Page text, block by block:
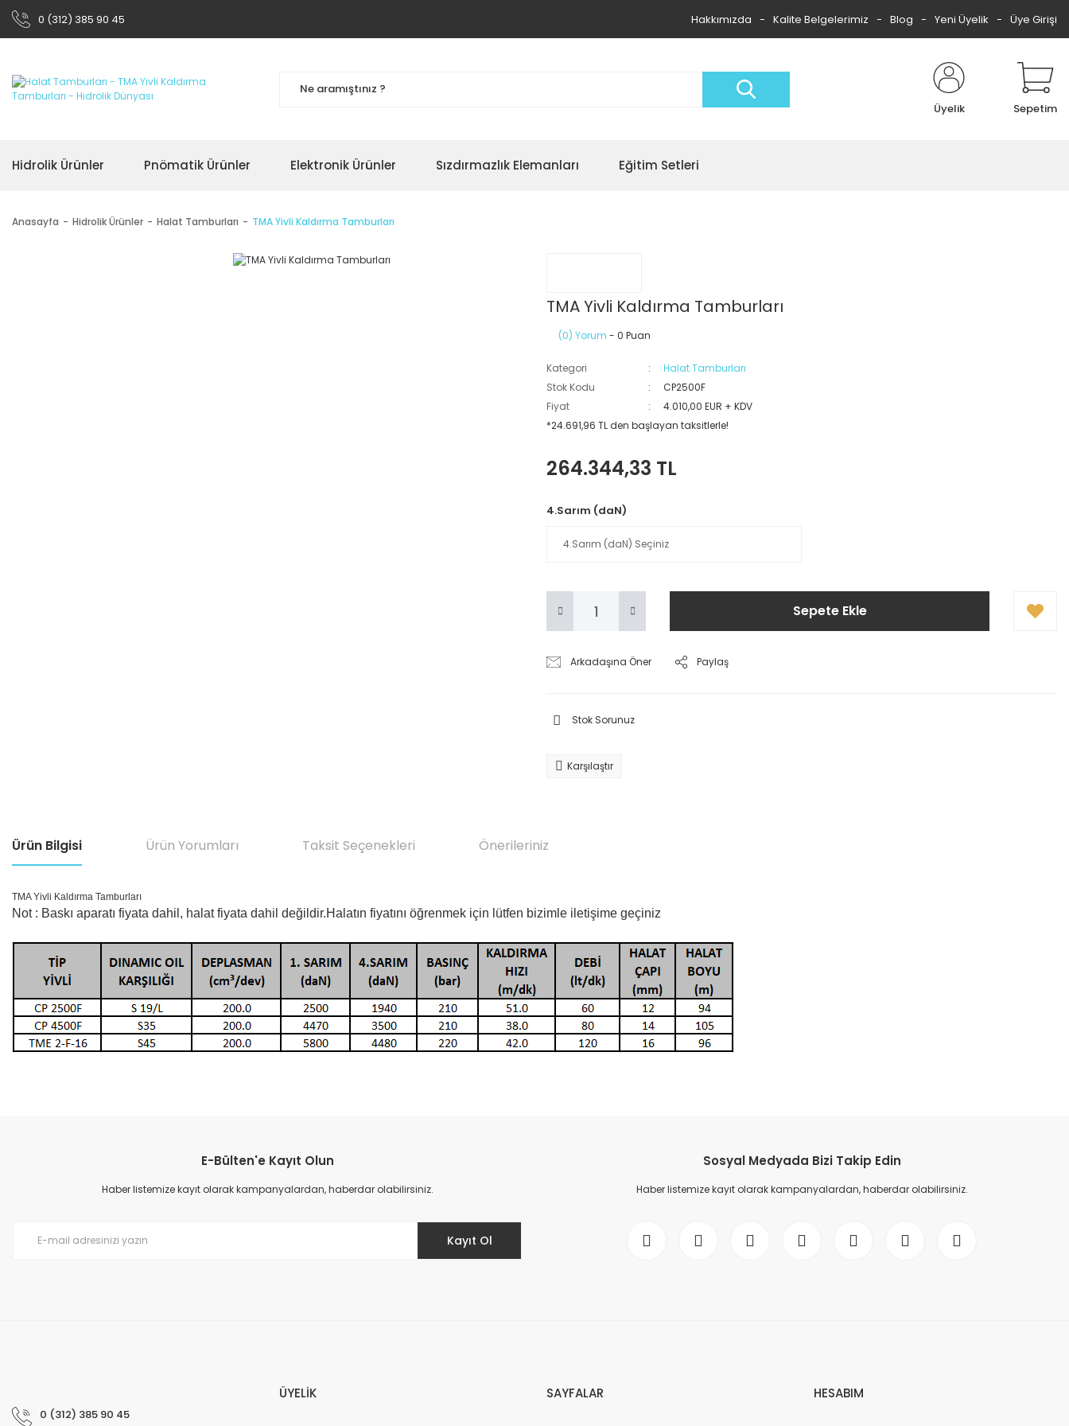
0 (312) 385 90 45 Hakkımızda Kalite Belgelerimiz Blog Yeni Üyelik Üye Girişi
Üyelik Sepetim
Hidrolik Ürünler Pnömatik Ürünler Elektronik Ürünler Sızdırmazlık Elemanları Eğitim Setleri
Anasayfa Hidrolik Ürünler Halat Tamburları TMA Yivli Kaldırma Tamburları
TMA Yivli Kaldırma Tamburları
(0) Yorum - 0 Puan
Kategori
Halat Tamburları
Stok Kodu
CP2500F
Fiyat
4.010,00 EUR + KDV
*24.691,96 TL den başlayan taksitlerle!
264.344,33 TL
4.Sarım (daN)
Sepete Ekle
Arkadaşına Öner Paylaş
Stok Sorunuz
Karşılaştır
Ürün Bilgisi Ürün Yorumları Taksit Seçenekleri Önerileriniz
TMA Yivli Kaldırma Tamburları
Not : Baskı aparatı fiyata dahil, halat fiyata dahil değildir.Halatın fiyatını öğrenmek için lütfen bizimle iletişime geçiniz
Ürün resmi kalitesiz, bozuk veya görüntülenemiyor.
Ürün açıklamasında eksik bilgiler bulunuyor.
E-Bülten'e Kayıt Olun
Haber listemize kayıt olarak kampanyalardan, haberdar olabilirsiniz.
Kayıt Ol
Sosyal Medyada Bizi Takip Edin
Haber listemize kayıt olarak kampanyalardan, haberdar olabilirsiniz.
0 (312) 385 90 45
ÜYELİK SAYFALAR HESABIM